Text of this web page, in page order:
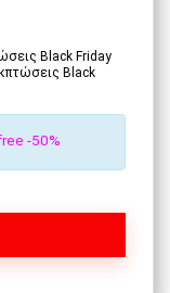
Black Friday
Black
-50%